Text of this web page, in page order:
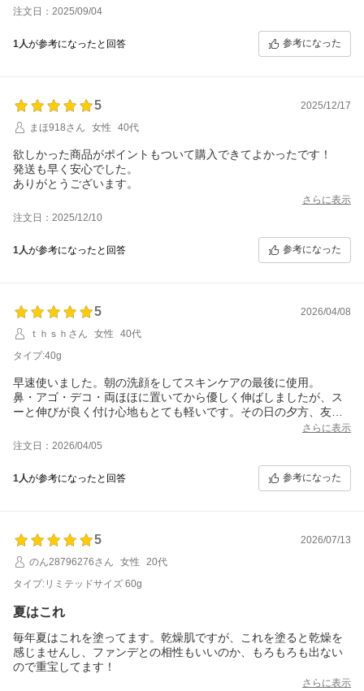
乾燥の時期にはもっと活躍しそうなので、リピありですね！
注文日：2025/09/04
1人が参考になったと回答 参考になった
5
2025/12/17
まほ918さん
女性 40代
欲しかった商品がポイントもついて購入できてよかったです！
発送も早く安心でした。
ありがとうございます。
さらに表示
注文日：2025/12/10
1人が参考になったと回答 参考になった
5
2026/04/08
ｔｈｓｈさん
女性
40代
タイプ:40g
早速使いました。朝の洗顔をしてスキンケアの最後に使用。
鼻・アゴ・デコ・両ほほに置いてから優しく伸ばしましたが、ス
ーと伸びが良く付け心地もとても軽いです。その日の夕方、友達
お高めなので大事に使いたいです。
さらに表示
注文日：2026/04/05
1人が参考になったと回答 参考になった
5
2026/07/13
のん28796276さん
女性
20代
タイプ:リミテッドサイズ 60g
夏はこれ
毎年夏はこれを塗ってます。乾燥肌ですが、これを塗ると乾燥を
感じませんし、ファンデとの相性もいいのか、もろもろも出ない
ので重宝してます！
さらに表示